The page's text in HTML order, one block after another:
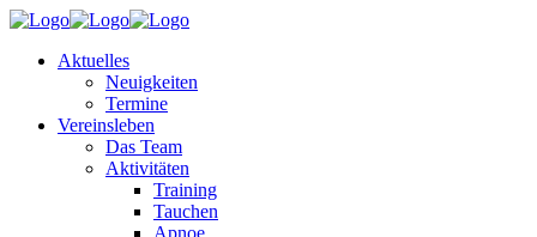
Aktuelles
Neuigkeiten
Termine
Vereinsleben
Das Team
Aktivitäten
Training
Tauchen
Apnoe